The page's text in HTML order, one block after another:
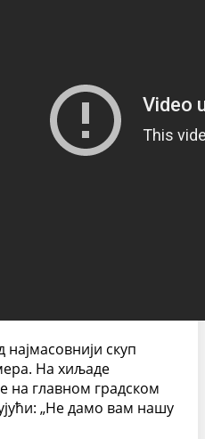
скуп
На хиљаде
на главном градском
„Не дамо вам нашу